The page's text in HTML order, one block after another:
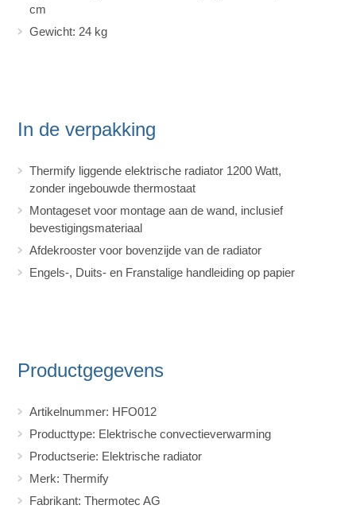
cm
Gewicht: 24 kg
In de verpakking
Thermify liggende elektrische radiator 1200 Watt,
zonder ingebouwde thermostaat
Montageset voor montage aan de wand, inclusief
bevestigingsmateriaal
Afdekrooster voor bovenzijde van de radiator
Engels-, Duits- en Franstalige handleiding op papier
Productgegevens
Artikelnummer: HFO012
Producttype: Elektrische convectieverwarming
Productserie: Elektrische radiator
Merk: Thermify
Fabrikant: Thermotec AG